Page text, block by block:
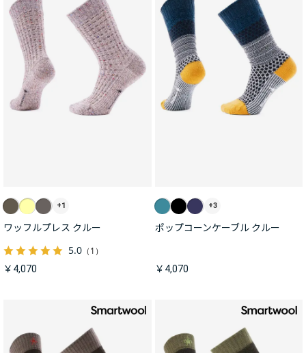
+1
ワッフルプレス クルー
5.0 （1）
￥4,070
+3
ポップコーンケーブル クルー
￥4,070